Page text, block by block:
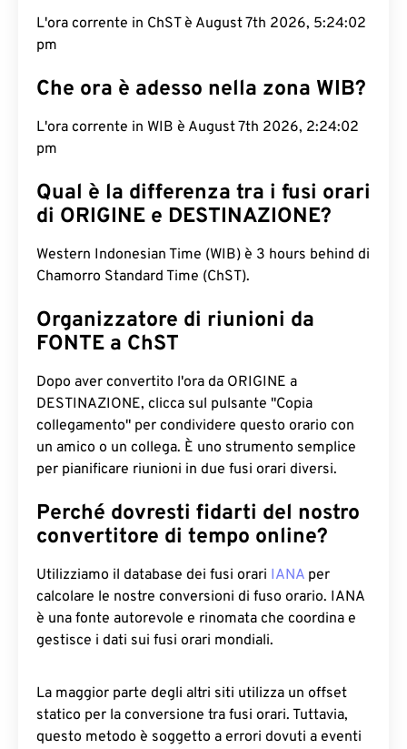
L'ora corrente in ChST è August 7th 2026, 5:24:03
pm
Che ora è adesso nella zona WIB?
L'ora corrente in WIB è August 7th 2026, 2:24:03
pm
Qual è la differenza tra i fusi orari
di ORIGINE e DESTINAZIONE?
Western Indonesian Time (WIB) è 3 hours behind di
Chamorro Standard Time (ChST).
Organizzatore di riunioni da
FONTE a ChST
Dopo aver convertito l'ora da ORIGINE a
DESTINAZIONE, clicca sul pulsante "Copia
collegamento" per condividere questo orario con
un amico o un collega. È uno strumento semplice
per pianificare riunioni in due fusi orari diversi.
Perché dovresti fidarti del nostro
convertitore di tempo online?
Utilizziamo il database dei fusi orari IANA per
calcolare le nostre conversioni di fuso orario. IANA
è una fonte autorevole e rinomata che coordina e
gestisce i dati sui fusi orari mondiali.
La maggior parte degli altri siti utilizza un offset
statico per la conversione tra fusi orari. Tuttavia,
questo metodo è soggetto a errori dovuti a eventi